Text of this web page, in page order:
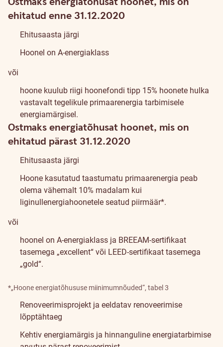
ehitatud enne 31.12.2020
Ehitusaasta järgi
Hoonel on A-energiaklass
või
hoone kuulub riigi hoonefondi tipp 15% hoonete hulka
vastavalt tegelikule primaarenergia tarbimisele
energiamärgisel.
Ostmaks energiatõhusat hoonet, mis on
ehitatud pärast 31.12.2020
Ehitusaasta järgi
Hoone kasutatud taastumatu primaarenergia peab
olema vähemalt 10% madalam kui
liginullenergiahoonetele seatud piirmäär*.
või
hoonel on A-energiaklass ja BREEAM-sertifikaat
tasemega „excellent“ või LEED-sertifikaat tasemega
„gold“.
*„Hoone energiatõhususe miinimumnõuded“, tabel 3
Renoveerimisprojekt ja eeldatav renoveerimise
lõpptähtaeg
Kehtiv energiamärgis ja hinnanguline energiatarbimise